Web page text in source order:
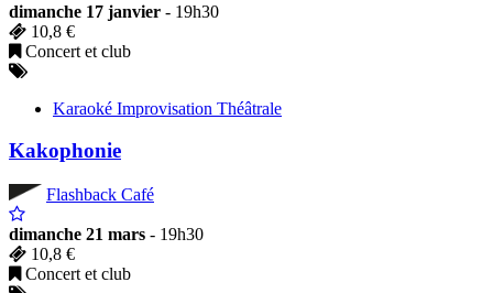
dimanche 17 janvier - 19h30
10,8 €
Concert et club
Karaoké Improvisation Théâtrale
Kakophonie
Flashback Café
dimanche 21 mars - 19h30
10,8 €
Concert et club